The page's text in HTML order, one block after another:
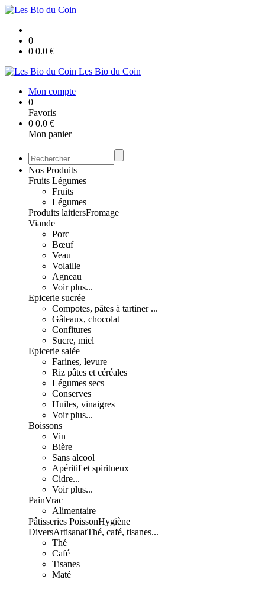
0
0 0.0 €
Les Bio du Coin
Mon compte
0
Favoris
0 0.0 €
Mon panier
Nos Produits
Fruits Légumes
Fruits
Légumes
Produits laitiersFromage
Viande
Porc
Bœuf
Veau
Volaille
Agneau
Voir plus...
Epicerie sucrée
Compotes, pâtes à tartiner ...
Gâteaux, chocolat
Confitures
Sucre, miel
Epicerie salée
Farines, levure
Riz pâtes et céréales
Légumes secs
Conserves
Huiles, vinaigres
Voir plus...
Boissons
Vin
Bière
Sans alcool
Apéritif et spiritueux
Cidre...
Voir plus...
PainVrac
Alimentaire
Pâtisseries PoissonHygiène
DiversArtisanatThé, café, tisanes...
Thé
Café
Tisanes
Maté